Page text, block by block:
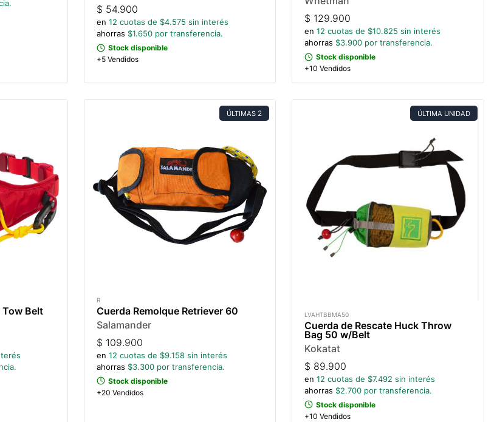
$ 54.900
en 12 cuotas de $4.575 sin interés
ahorras $1.650por transferencia.
Stock disponible
+5 Vendidos
$ 129.900
en 12 cuotas de $10.825 sin interés
ahorras $3.900 por transferencia.
Stock disponible
+10 Vendidos
Tow Belt
ÚLTIMAS 2
R
Cuerda Remolque Retriever 60
Salamander
$ 109.900
en 12 cuotas de $9.158 sin interés
ahorras $3.300por transferencia.
Stock disponible
+20 Vendidos
ÚLTIMA UNIDAD
LVAHTBBMA50
Cuerda de Rescate Huck Throw
Bag 50 w/Belt
Kokatat
$ 89.900
en 12 cuotas de $7.492 sin interés
ahorras $2.700 por transferencia.
Stock disponible
+10 Vendidos